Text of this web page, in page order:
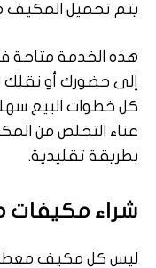
يتم تحميل المكيف
هذه الخدمة متاحة
إلى حضورك أو نقلك
كل خطوات البيع
عناء التخلص من
بطريقة تقليدية.
شراء مكيفات
ليس كل مكيف معطل